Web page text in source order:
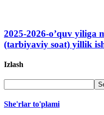
2025-2026-o’quv yiliga
(tarbiyaviy soat) yillik
Izlash
She'rlar to'plami